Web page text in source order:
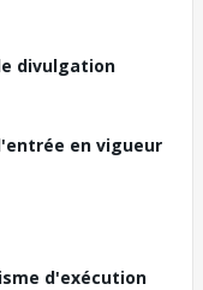
divulgation
en vigueur
d'exécution